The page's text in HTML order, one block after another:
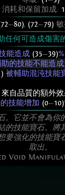
消耗和保留加成:
—80), (72—79)敏
任何可造成傷害
能造成 (35—39)
的技能不能造
被輔助混沌技能
來自品質的額外效
技能增加 (0—10)
。它並不會為你
的技能寶石。將
要強化的技能寶
取出。
Void